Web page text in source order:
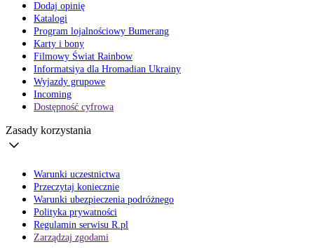
Dodaj opinię
Katalogi
Program lojalnościowy Bumerang
Karty i bony
Filmowy Świat Rainbow
Informatsiya dla Hromadian Ukrainy
Wyjazdy grupowe
Incoming
Dostępność cyfrowa
Zasady korzystania
Warunki uczestnictwa
Przeczytaj koniecznie
Warunki ubezpieczenia podróżnego
Polityka prywatności
Regulamin serwisu R.pl
Zarządzaj zgodami